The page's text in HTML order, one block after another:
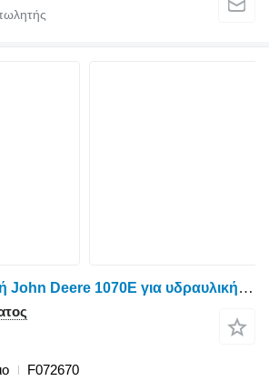
Συλλεκτική μηχανή John Deere 1070E για υδραυλική αντλία F072670
F072670